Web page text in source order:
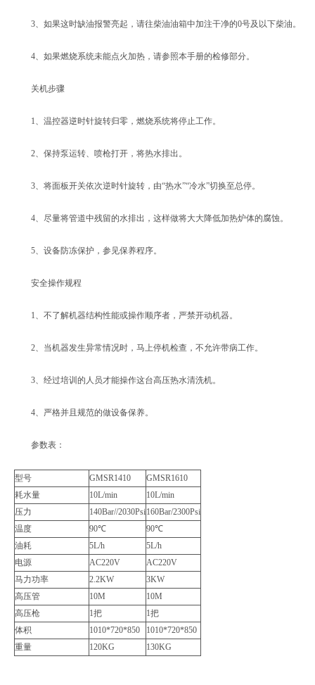
3、如果这时缺油报警亮起，请往柴油油箱中加注干净的0号及以下柴油。
4、如果燃烧系统未能点火加热，请参照本手册的检修部分。
关机步骤
1、温控器逆时针旋转归零，燃烧系统将停止工作。
2、保持泵运转、喷枪打开，将热水排出。
3、将面板开关依次逆时针旋转，由“热水”“冷水”切换至总停。
4、尽量将管道中残留的水排出，这样做将大大降低加热炉体的腐蚀。
5、设备防冻保护，参见保养程序。
安全操作规程
1、不了解机器结构性能或操作顺序者，严禁开动机器。
2、当机器发生异常情况时，马上停机检查，不允许带病工作。
3、经过培训的人员才能操作这台高压热水清洗机。
4、严格并且规范的做设备保养。
参数表：
型号 GMSR1410
GMSR1610
耗水量
10L/min
10L/min
压力
140Bar//2030Psi160Bar/2300Psi
温度
90℃
90℃
油耗
5L/h
5L/h
电源
AC220V
AC220V
马力功率 2.2KW
3KW
高压管
10M
10M
高压枪
1把
1把
体积
1010*720*850
1010*720*850
重量
120KG 130KG